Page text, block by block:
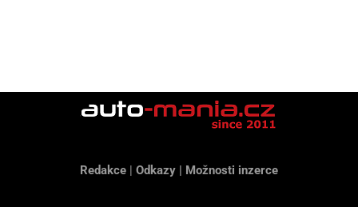
Redakce | Odkazy | Možnosti inzerce